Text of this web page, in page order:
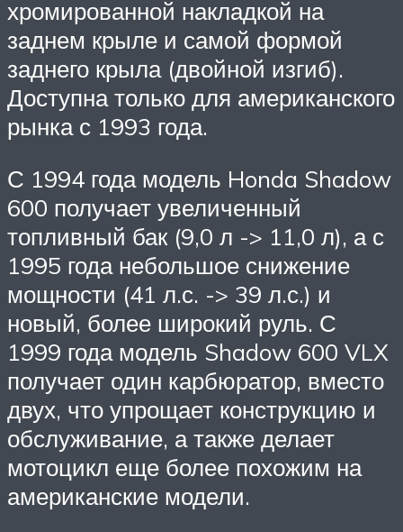
хромированной накладкой на
заднем крыле и самой формой
заднего крыла (двойной изгиб).
Доступна только для американского
рынка с 1993 года.
С 1994 года модель Honda Shadow
600 получает увеличенный
топливный бак (9,0 л -> 11,0 л), а с
1995 года небольшое снижение
мощности (41 л.с. -> 39 л.с.) и
новый, более широкий руль. С
1999 года модель Shadow 600 VLX
получает один карбюратор, вместо
двух, что упрощает конструкцию и
обслуживание, а также делает
мотоцикл еще более похожим на
американские модели.